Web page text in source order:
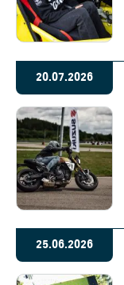
20.07.2026
25.06.2026